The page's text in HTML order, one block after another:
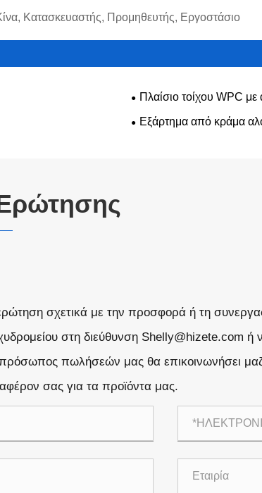
Κατασκευαστής, Προμηθευτής, Εργοστάσιο
Πλαίσιο τοίχου WPC
Εξάρτημα από κράμα
σχετικά με την προσφορά ή τη
στη διεύθυνση Shelly@hizete.com
πωλήσεών μας θα επικοινωνήσει
σας για τα προϊόντα μας.